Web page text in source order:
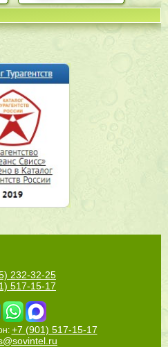
232-32-25
517-15-17
+7 (901) 517-15-17